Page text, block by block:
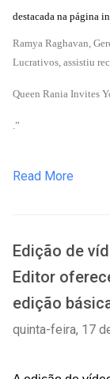
destacada na página
Ramya Raghavan,
Lucrativos, assistiu
Queen Rania Invites
.”
Read More
Edição de
Editor
edição
quinta-feira, 17